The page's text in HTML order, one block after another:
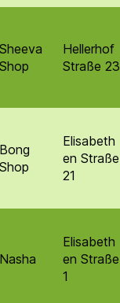
Sheeva
Shop
Hellerhof
Straße 23
Bong
Shop
Elisabeth
en Straße
21
Nasha
Elisabeth
en Straße
1